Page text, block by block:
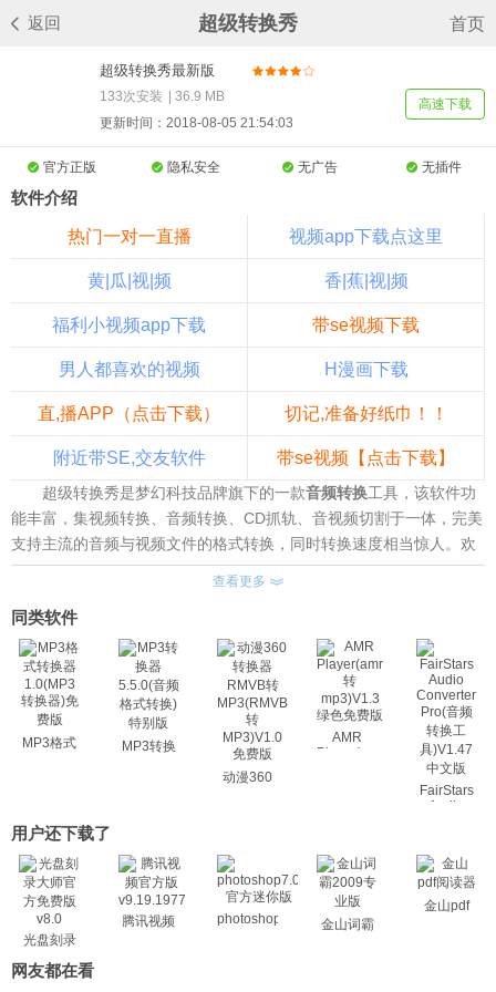
返回 超级转换秀 首页
高速下载
超级转换秀最新版
v43.3
133次安装
36.9 MB
更新时间：2018-08-05 21:54:03
官方正版 隐私安全 无广告 无插件
软件介绍
热门一对一直播 视频app下载点这里
黄|瓜|视|频 香|蕉|视|频
福利小视频app下载 带se视频下载
男人都喜欢的视频 H漫画下载
直,播APP（点击下载） 切记,准备好纸巾！！
附近带SE,交友软件 带se视频【点击下载】
超级转换秀是梦幻科技品牌旗下的一款音频转换工具，该软件功
能丰富，集视频转换、音频转换、CD抓轨、音视频切割于一体，完美
支持主流的音频与视频文件的格式转换，同时转换速度相当惊人。欢
迎下载。
1.支持将CD音乐直接转换为WAV/MP3/WMA/OGG等数字音乐，
并支持按用户喜好选择各种转换参数，支持批量转换处理，支持多光
驱。
2.支持WAV,MP3,WMA,AAC,M4A,OGG,APE,AC3,RMA等格式的
音频，同时支持抓取
AVI,VCD,SVCD,DVD,MPG,WMV,ASF,RM,RMVB,FLV,F4V,MOV,QT,
MP4,MPEG4,3GP,3G2,MKV,TS,TP,MTS,M2TS,MOD,TOD,SDP,YUV
WAV/MP3/WMA/AAC/M4A/OGG/APE等音频格式，音频转换均支持
3.支持将各主流视频
AVI/VCD/SVCD/DVD/MPG/WMV/ASF/RM/RMVB/FLV/F4V/MOV/QT/
MP4/MPEG4/3GP/3G2/MKV/TS/TP/MTS/M2TS/MOD/TOD/SDP/YU
V等转换为
AVI/MPEG4/VCD/SVCD/DVD/MPG/WMV/RM/RMVB/FLV/MOV/GIF
查看更多
同类软件
MP3格式
MP3转换
动漫360
MP3)V1.0
免费版
AMR
Player(amr
FairStars
Audio
转换工
具)V1.47
用户还下载了
光盘刻录
大师
腾讯视频 photoshop7.0 金山词霸
金山pdf
网友都在看